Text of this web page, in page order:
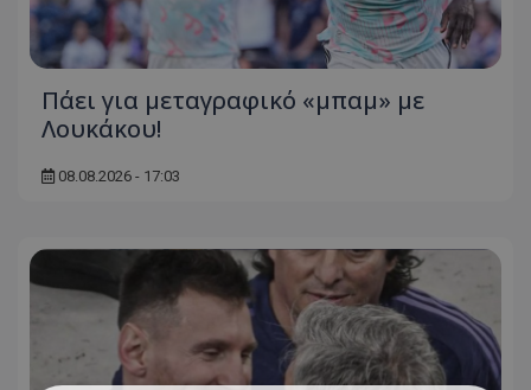
Πάει για μεταγραφικό «μπαμ» με
Λουκάκου!
08.08.2026 - 17:03